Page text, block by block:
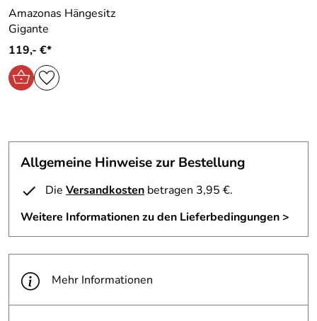
Maße ca. 50 x 110 x 160 cm
Gewicht 2,3 Kg
Tragkraft ca. 150 Kg
Farbe: fuego
Tragkraft:
Amazonas Hängesitz
Gigante
119,- €*
Allgemeine Hinweise zur Bestellung
Die Versandkosten betragen 3,95 €.
Weitere Informationen zu den Lieferbedingungen >
Mehr Informationen